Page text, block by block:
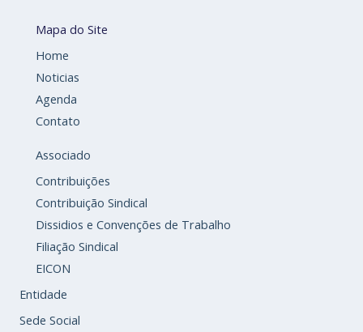
Mapa do Site
Home
Noticias
Agenda
Contato
Associado
Contribuições
Contribuição Sindical
Dissidios e Convenções de Trabalho
Filiação Sindical
EICON
Entidade
Sede Social